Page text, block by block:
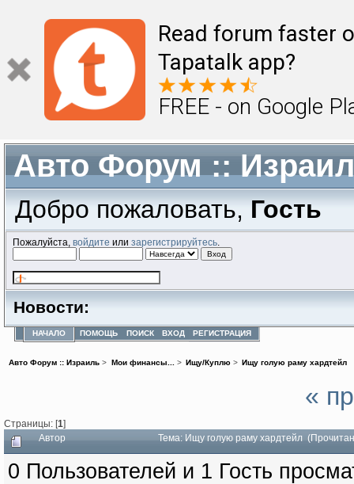
Read forum faster
Tapatalk app?
FREE - on Google
Авто Форум ::
Добро пожаловать,Гость
Пожалуйста,войдите илизарегистрируйтесь
Новости:
НАЧАЛО ПОМОЩЬ ПОИСК ВХОД РЕГИСТРАЦИЯ
Авто Форум :: Израиль > Мои финансы...> Ищу/Куплю> Ищу голую раму хардтейл
«
Страницы: [1]
Автор Тема: Ищу голую раму хардтейл
0 Пользователей и 1 Гость